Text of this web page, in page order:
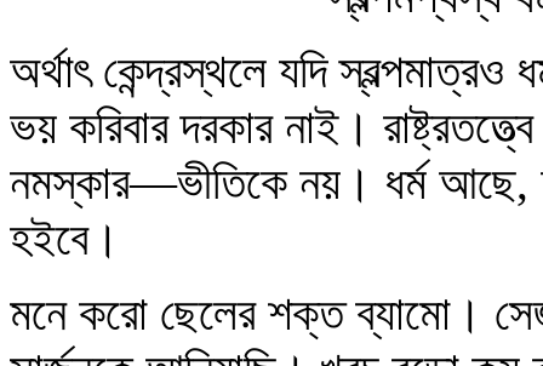
অর্থাৎ কেন্দ্রস্থলে যদি স্বল্পমাত্রও
ভয় করিবার দরকার নাই।
নমস্কার—ভীতিকে নয়। ধর্ম আছে,
হইবে।
মনে করো ছেলের শক্ত ব্যামো।